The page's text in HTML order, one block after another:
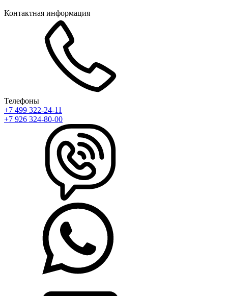
Контактная информация
Телефоны
+7 499 322-24-11
+7 926 324-80-00